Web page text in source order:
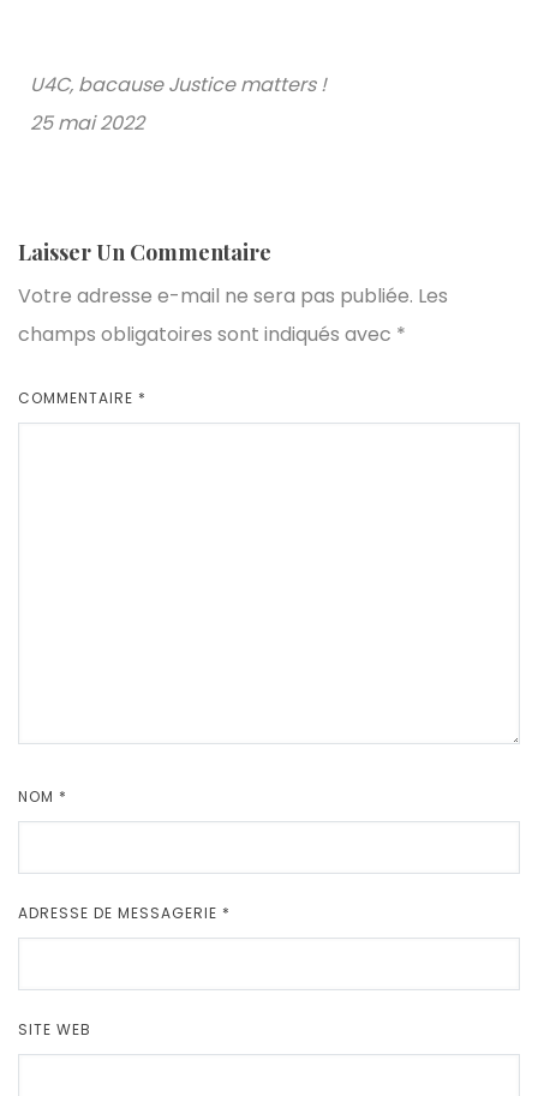
U4C, bacause Justice matters !
25 mai 2022
Laisser Un Commentaire
Votre adresse e-mail ne sera pas publiée. Les
champs obligatoires sont indiqués avec *
COMMENTAIRE *
NOM *
ADRESSE DE MESSAGERIE *
SITE WEB